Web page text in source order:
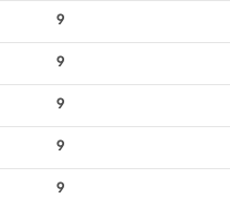
9
9
9
9
9